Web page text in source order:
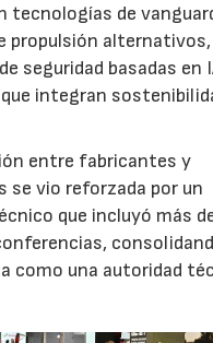
tecnologías de
propulsión alternativos,
seguridad basadas en
integran
entre fabricantes y
se vio reforzada por un
que incluyó más
como una autoridad